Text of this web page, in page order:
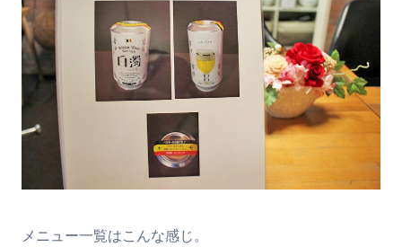
メニュー一覧はこんな感じ。